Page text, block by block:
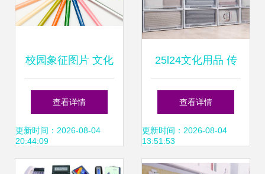
校园象征图片 文化
用品中的青春印记
查看详情
更新时间：2026-08-04
20:44:09
25l24文化用品 传
承与创新的交融
查看详情
更新时间：2026-08-04
13:51:53